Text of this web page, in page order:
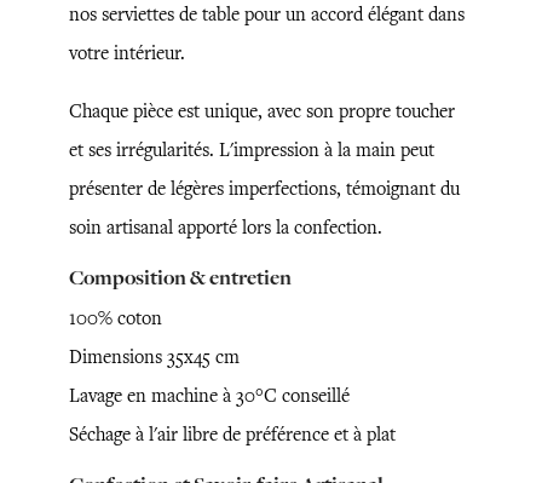
nos serviettes de table pour un accord élégant dans
votre intérieur.
Chaque pièce est unique, avec son propre toucher
et ses irrégularités. L'impression à la main peut
présenter de légères imperfections, témoignant du
soin artisanal apporté lors la confection.
Composition & entretien
100% coton
Dimensions 35x45 cm
Lavage en machine à 30°C conseillé
Séchage à l'air libre de préférence et à plat